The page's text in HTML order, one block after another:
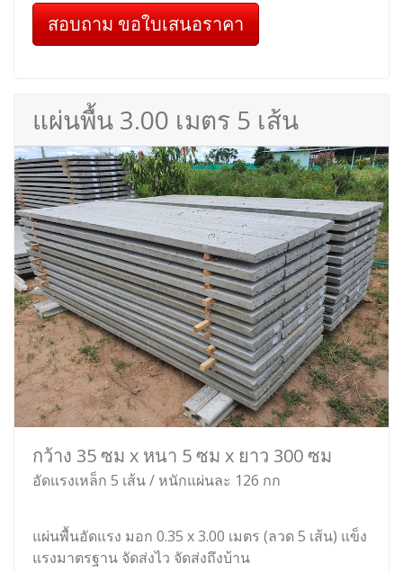
สอบถาม ขอใบเสนอราคา
แผ่นพื้น 3.00 เมตร 5 เส้น
กว้าง 35 ซม x หนา 5 ซม x ยาว 300 ซม
อัดแรงเหล็ก 5 เส้น / หนักแผ่นละ 126 กก
แผ่นพื้นอัดแรง มอก 0.35 x 3.00 เมตร (ลวด 5 เส้น) แข็ง
แรงมาตรฐาน จัดส่งไว จัดส่งถึงบ้าน